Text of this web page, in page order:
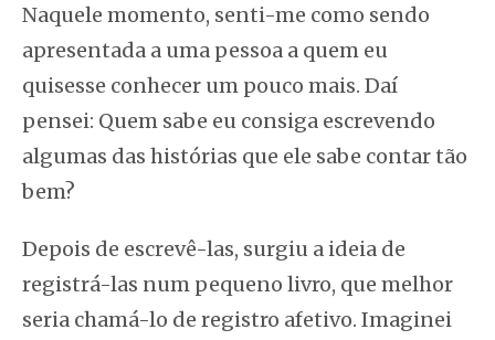
Naquele momento, senti-me como sendo
apresentada a uma pessoa a quem eu
quisesse conhecer um pouco mais. Daí
pensei: Quem sabe eu consiga escrevendo
algumas das histórias que ele sabe contar tão
bem?
Depois de escrevê-las, surgiu a ideia de
registrá-las num pequeno livro, que melhor
seria chamá-lo de registro afetivo. Imaginei